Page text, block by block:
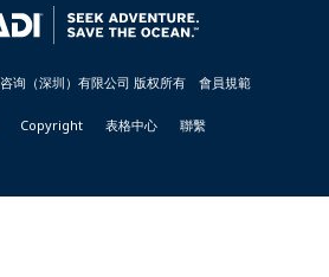
询（深圳）有限公司 版权所有 會員規範
Copyright 表格中心 聯繫